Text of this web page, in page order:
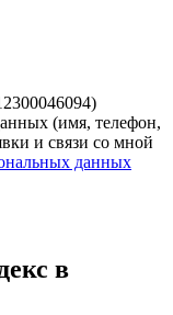
(имя, телефон,
и связи со мной
данных
в